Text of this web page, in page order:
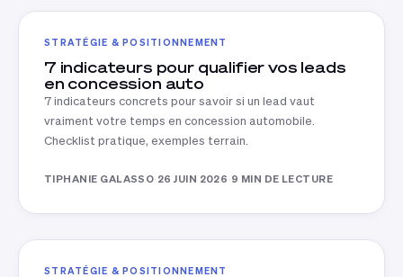
STRATÉGIE & POSITIONNEMENT
7 indicateurs pour qualifier vos leads
en concession auto
7 indicateurs concrets pour savoir si un lead vaut
vraiment votre temps en concession automobile.
Checklist pratique, exemples terrain.
TIPHANIE GALASSO· 26 JUIN 2026· 9 MIN DE LECTURE
STRATÉGIE & POSITIONNEMENT